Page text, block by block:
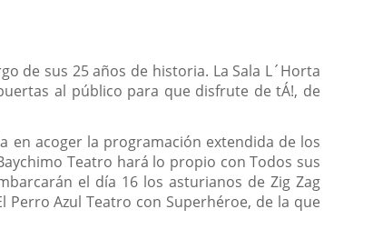
de sus 25 años de historia. La Sala L´Horta
al público para que disfrute de tÁ!, de
en acoger la programación extendida de los
Teatro hará lo propio con Todos sus
el día 16 los asturianos de Zig Zag
Perro Azul Teatro con Superhéroe, de la que